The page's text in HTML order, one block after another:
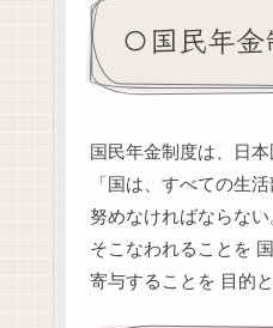
〇国民年
国民年金制度は、日
「国は、すべての生
努めなければならな
そこなわれることを
寄与することを 目的